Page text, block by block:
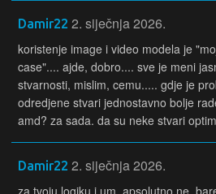
Damir22 2. siječnja 2026.
koristenje image i video modela je
case".... ajde, dobro.... sve je meni
stvarnosti, mislim, cemu..... gdje je
odredjene stvari jednostavno bolje
amd? za sada. da su neke stvari
Damir22 2. siječnja 2026.
za tvoju logiku i um, apsolutno ne.